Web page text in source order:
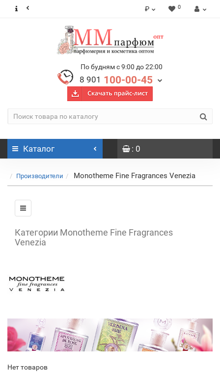
₽ 0
По будням с 9:00 до 22:00
8 901 100-00-45
Каталог : 0
Производители Monotheme Fine Fragrances Venezia
Категории Monotheme Fine Fragrances
Venezia
Нет товаров